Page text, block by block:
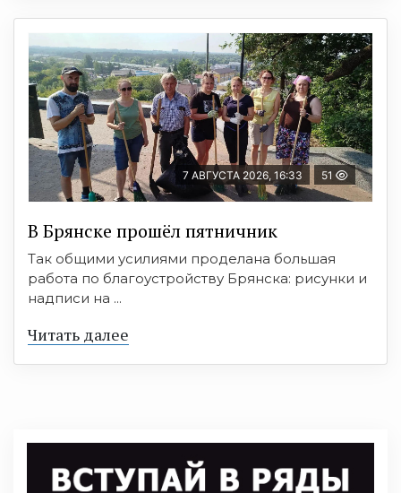
7 АВГУСТА 2026, 16:33 51
В Брянске прошёл пятничник
Так общими усилиями проделана большая
работа по благоустройству Брянска: рисунки и
надписи на ...
Читать далее